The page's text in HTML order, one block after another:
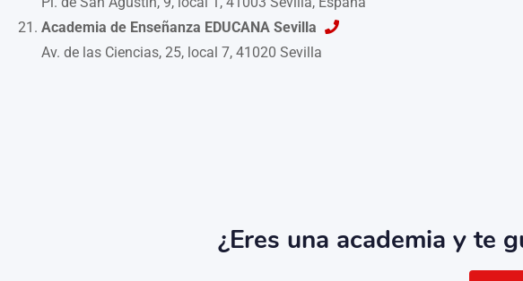
Academia de Enseñanza EDUCANA Sevilla
Av. de las Ciencias, 25, local 7, 41020 Sevilla
¿Eres una academia y te